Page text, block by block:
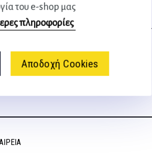
του e-shop μας
πληροφορίες
Αποδοχή Cookies
μας